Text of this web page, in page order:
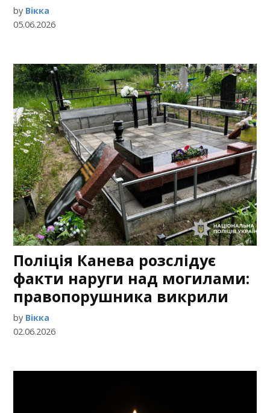
by Вікка
05.06.2026
Поліція Канева розслідує
факти наруги над могилами:
правопорушника викрили
by Вікка
02.06.2026